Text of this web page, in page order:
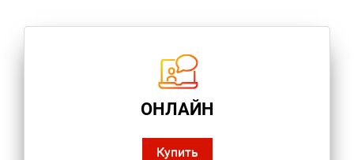
ОНЛАЙН
Купить